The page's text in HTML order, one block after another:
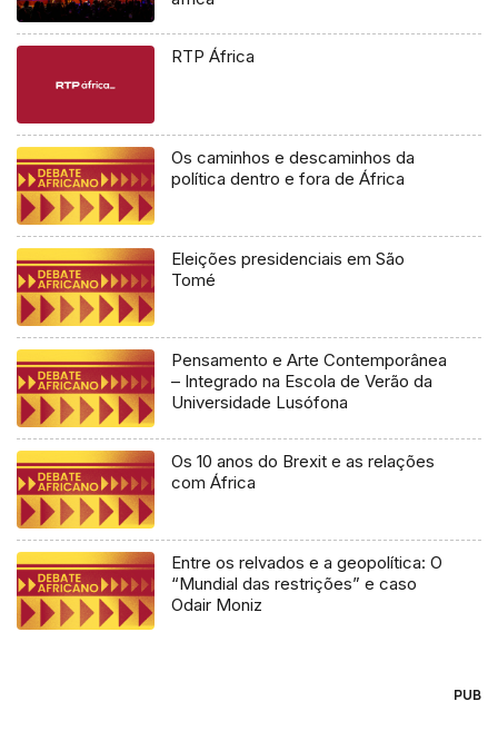
RTP África
Os caminhos e descaminhos da
política dentro e fora de África
Eleições presidenciais em São
Tomé
Pensamento e Arte Contemporânea
– Integrado na Escola de Verão da
Universidade Lusófona
Os 10 anos do Brexit e as relações
com África
Entre os relvados e a geopolítica: O
“Mundial das restrições” e caso
Odair Moniz
PUB